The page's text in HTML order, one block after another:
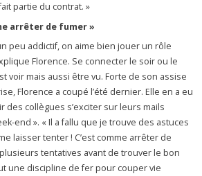
partie du contrat. »
arrêter de fumer »
peu addictif, on aime bien jouer un rôle
Florence. Se connecter le soir ou le
voir mais aussi être vu. Forte de son assise
Florence a coupé l’été dernier. Elle en a eu
des collègues s’exciter sur leurs mails
end ». « Il a fallu que je trouve des astuces
laisser tenter ! C’est comme arrêter de
tentatives avant de trouver le bon
une discipline de fer pour couper vie